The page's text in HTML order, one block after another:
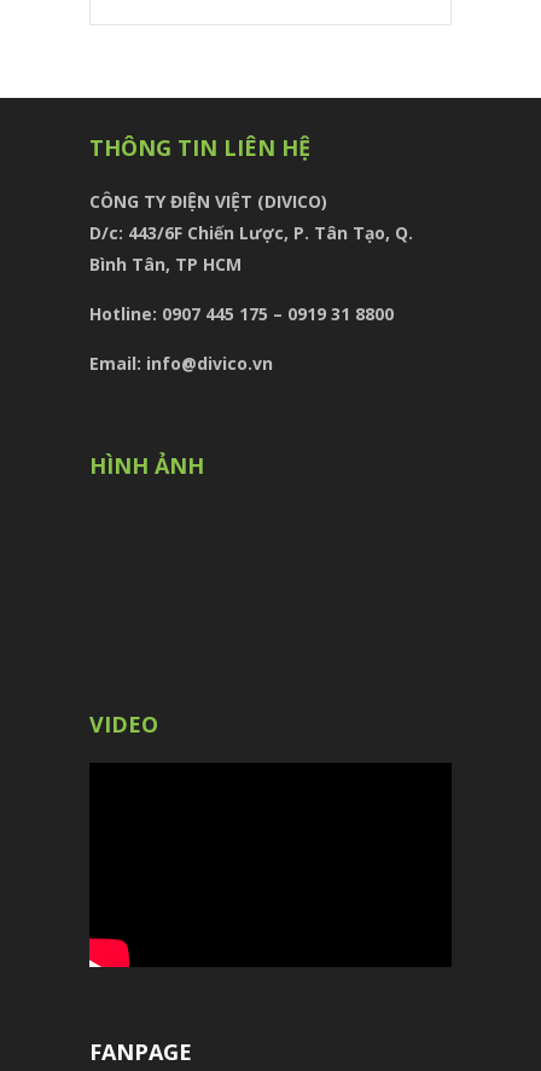
THÔNG TIN LIÊN HỆ
CÔNG TY ĐIỆN VIỆT (DIVICO)
D/c: 443/6F Chiến Lược, P. Tân Tạo, Q.
Bình Tân, TP HCM
Hotline: 0907 445 175 – 0919 31 8800
Email: info@divico.vn
HÌNH ẢNH
VIDEO
FANPAGE